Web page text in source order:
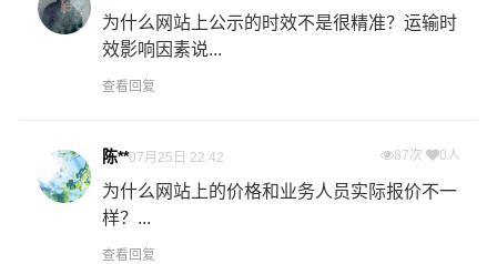
为什么网站上公示的时效不是很精准？运输时
效影响因素说...
查看回复
陈**07月25日 22:42 87次 0人
为什么网站上的价格和业务人员实际报价不一
样？...
查看回复